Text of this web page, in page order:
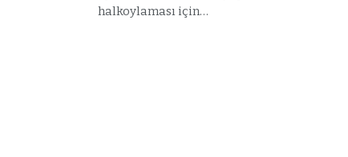
halkoylaması için…